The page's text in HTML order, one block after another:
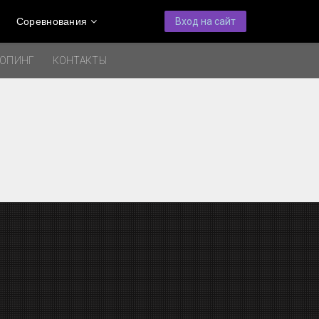
Соревнования Вход на сайт
КОНТАКТЫ